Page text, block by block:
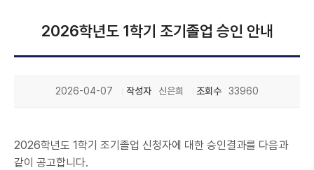
2026학년도 1학기 조기졸업 승인 안내
작성자 신은희
2026-04-07 조회수 33960
2026학년도 1학기 조기졸업 신청자에 대한 승인결과를 다음과
같이 공고합니다.